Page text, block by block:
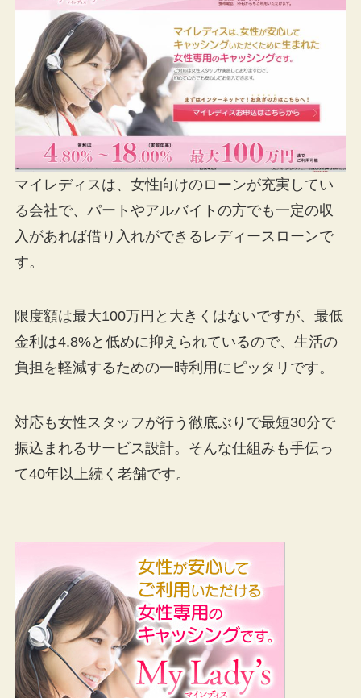
マイレディスは、女性向けのローンが充実してい
る会社で、パートやアルバイトの方でも一定の収
入があれば借り入れができるレディースローンで
す。
限度額は最大100万円と大きくはないですが、最低
金利は4.8%と低めに抑えられているので、生活の
負担を軽減するための一時利用にピッタリです。
対応も女性スタッフが行う徹底ぶりで最短30分で
振込まれるサービス設計。そんな仕組みも手伝っ
て40年以上続く老舗です。